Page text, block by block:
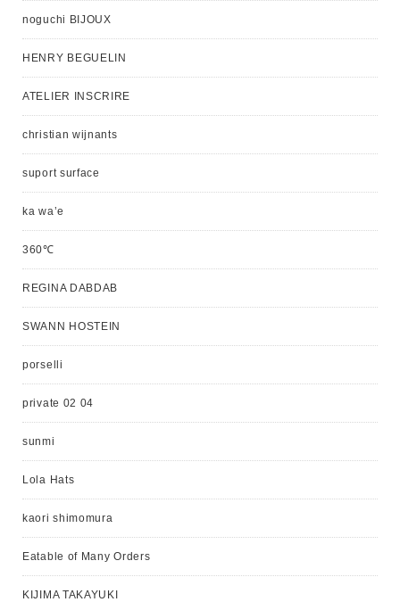
noguchi BIJOUX
HENRY BEGUELIN
ATELIER INSCRIRE
christian wijnants
suport surface
ka wa’e
360℃
REGINA DABDAB
SWANN HOSTEIN
porselli
private 02 04
sunmi
Lola Hats
kaori shimomura
Eatable of Many Orders
KIJIMA TAKAYUKI